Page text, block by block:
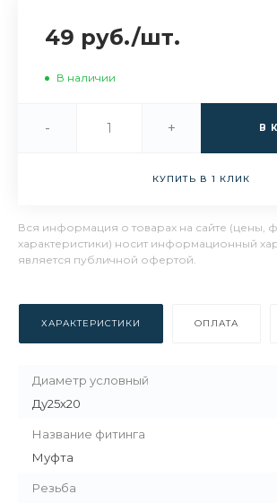
49 руб./шт.
В наличии
- + В
КУПИТЬ В 1 КЛИК
Вся информация о товарах на сайте (цены,
характеристики) носит информационный
является публичной офертой.
ХАРАКТЕРИСТИКИ ОПЛАТА
Диаметр условный
Ду25х20
Название фитинга
Муфта
Резьба